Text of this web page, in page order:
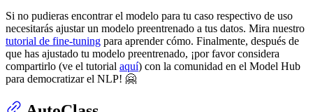
Si no pudieras encontrar el modelo para tu caso respectivo de uso
necesitarás ajustar un modelo preentrenado a tus datos. Mira nuestro
tutorial de fine-tuning para aprender cómo. Finalmente, después de
que has ajustado tu modelo preentrenado, ¡por favor considera
compartirlo (ve el tutorial aquí) con la comunidad en el Model Hub
para democratizar el NLP! 🤗